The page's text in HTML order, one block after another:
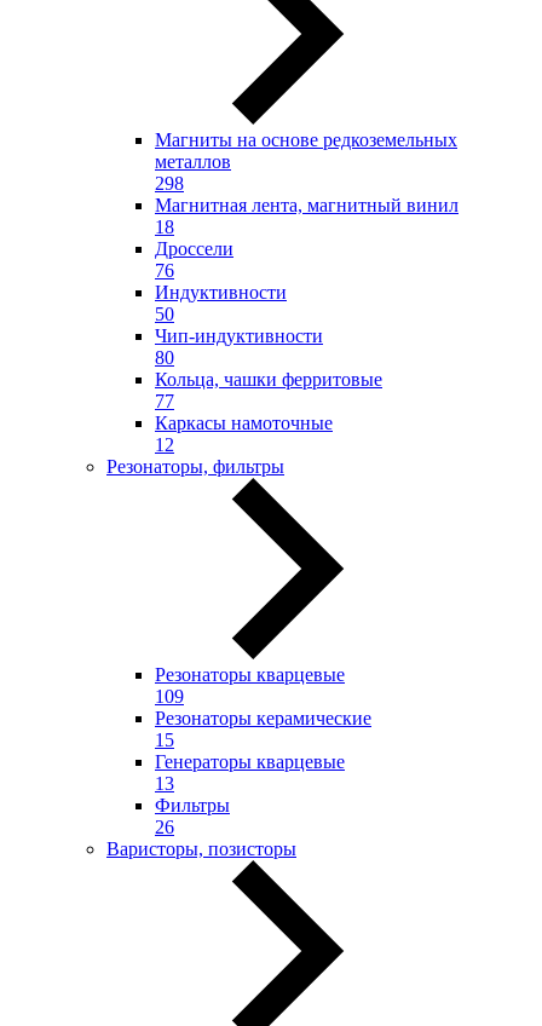
Магниты на основе редкоземельных
металлов
298
Магнитная лента, магнитный винил
18
Дроссели
76
Индуктивности
50
Чип-индуктивности
80
Кольца, чашки ферритовые
77
Каркасы намоточные
12
Резонаторы, фильтры
Резонаторы кварцевые
109
Резонаторы керамические
15
Генераторы кварцевые
13
Фильтры
26
Варисторы, позисторы